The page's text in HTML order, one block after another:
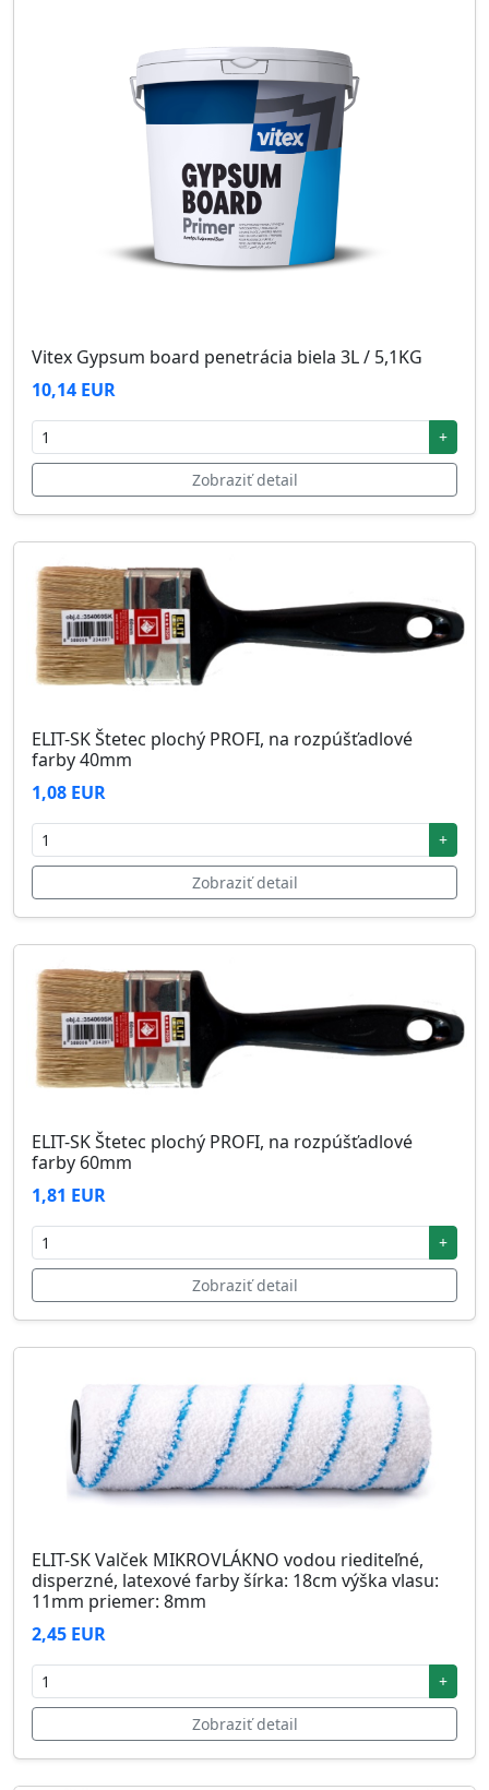
Vitex Gypsum board penetrácia biela 3L / 5,1KG
10,14 EUR
+
Zobraziť detail
ELIT-SK Štetec plochý PROFI, na rozpúšťadlové
farby 40mm
1,08 EUR
+
Zobraziť detail
ELIT-SK Štetec plochý PROFI, na rozpúšťadlové
farby 60mm
1,81 EUR
+
Zobraziť detail
ELIT-SK Valček MIKROVLÁKNO vodou riediteľné,
disperzné, latexové farby šírka: 18cm výška vlasu:
11mm priemer: 8mm
2,45 EUR
+
Zobraziť detail